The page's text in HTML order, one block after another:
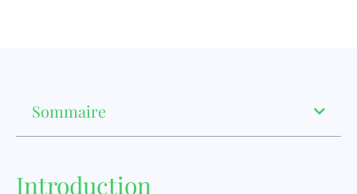
Sommaire
Introduction